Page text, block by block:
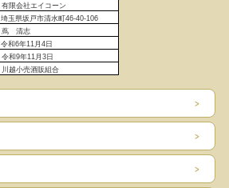
有限会社エイコーン
埼玉県坂戸市清水町46-40-106
蔦 清志
令和6年11月4日
令和9年11月3日
川越小売酒販組合